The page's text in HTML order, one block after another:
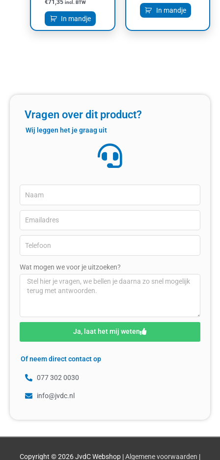
€71,35 incl. BTW
In mandje
In mandje
Vragen over dit product?
Wij leggen het je graag uit
Wat mogen we voor je uitzoeken?
Ja, laat het mij weten
Of neem direct contact op
077 302 0030
info@jvdc.nl
Copyright © 2026JvdC Webshop |Algemene voorwaarden |